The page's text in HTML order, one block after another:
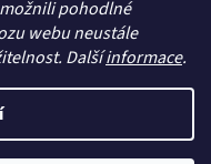
pohodlné
webu neustále
Dalšíinformace.